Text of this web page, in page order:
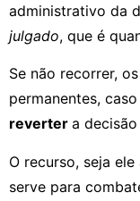
administrativo da
julgado, que é
Se não recorrer,
permanentes,
reverter a
O recurso, seja
serve para